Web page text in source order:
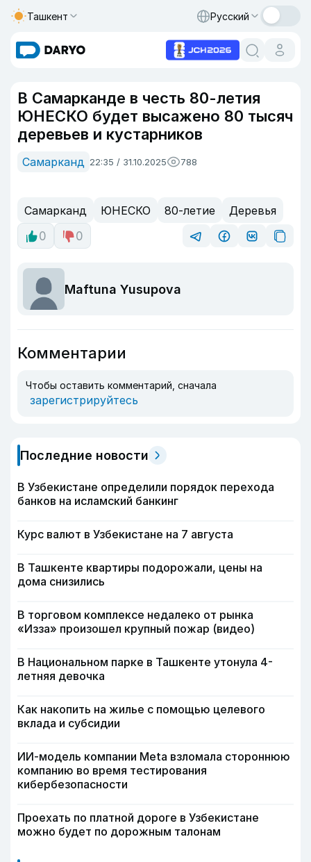
Ташкент Русский
В Самарканде в честь 80-летия
ЮНЕСКО будет высажено 80 тысяч
деревьев и кустарников
Самарканд 22:35 / 31.10.2025 788
Самарканд ЮНЕСКО 80-летие
Деревья
0
0
Maftuna Yusupova
Комментарии
Чтобы оставить комментарий, сначала
зарегистрируйтесь
Последние новости
В Узбекистане определили порядок перехода
банков на исламский банкинг
Курс валют в Узбекистане на 7 августа
В Ташкенте квартиры подорожали, цены на
дома снизились
В торговом комплексе недалеко от рынка
«Изза» произошел крупный пожар (видео)
В Национальном парке в Ташкенте утонула 4-
летняя девочка
Как накопить на жилье с помощью целевого
вклада и субсидии
ИИ-модель компании Meta взломала стороннюю
компанию во время тестирования
кибербезопасности
Проехать по платной дороге в Узбекистане
можно будет по дорожным талонам